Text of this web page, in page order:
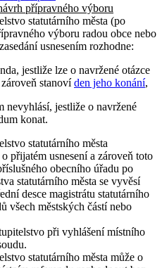
přípravného výboru
statutárního města (po
výboru radou obce nebo
usnesením rozhodne:
jestliže lze o navržené otázce
stanovíden jeho konání,
nevyhlásí, jestliže o navržené
konat.
statutárního města
přijatém usnesení a zároveň toto
obecního úřadu po
statutárního města se vyvěsí
desce magistrátu statutárního
všech městských částí nebo
při vyhlášení místního
statutárního města může o